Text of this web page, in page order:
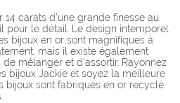
14 carats d'une grande finesse au
le détail. Le design intemporel
bijoux en or sont magnifiques à
mais il existe également
mélanger et d'assortir. Rayonnez
bijoux Jackie et soyez la meilleure
bijoux sont fabriqués en or recyclé